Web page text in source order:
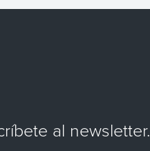
al newsletter.